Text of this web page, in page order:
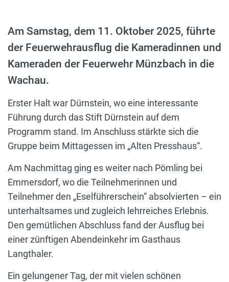
Am Samstag, dem 11. Oktober 2025, führte
der Feuerwehrausflug die Kameradinnen und
Kameraden der Feuerwehr Münzbach in die
Wachau.
Erster Halt war Dürnstein, wo eine interessante
Führung durch das Stift Dürnstein auf dem
Programm stand. Im Anschluss stärkte sich die
Gruppe beim Mittagessen im „Alten Presshaus“.
Am Nachmittag ging es weiter nach Pömling bei
Emmersdorf, wo die Teilnehmerinnen und
Teilnehmer den „Eselführerschein“ absolvierten – ein
unterhaltsames und zugleich lehrreiches Erlebnis.
Den gemütlichen Abschluss fand der Ausflug bei
einer zünftigen Abendeinkehr im Gasthaus
Langthaler.
Ein gelungener Tag, der mit vielen schönen